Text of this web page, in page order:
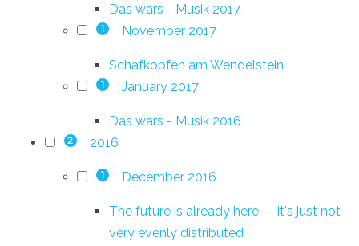
Das wars - Musik 2017
1 November 2017
Schafkopfen am Wendelstein
1 January 2017
Das wars - Musik 2016
2 2016
1 December 2016
The future is already here — it's just not
very evenly distributed